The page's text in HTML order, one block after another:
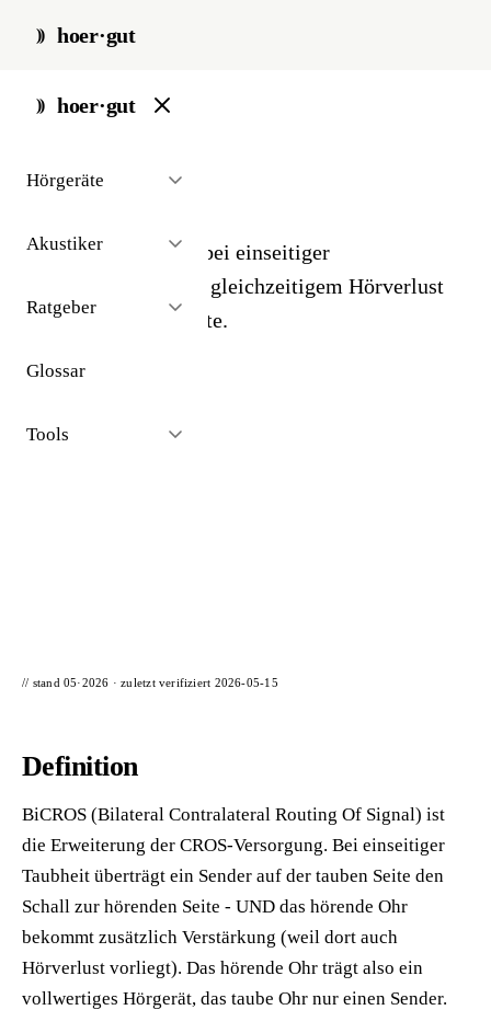
hoer·gut
hoer·gut
Hörgeräte
Akustiker
Ratgeber
Glossar
Tools
start / glossar / bicros
BiCROS
Spezial-Versorgung bei einseitiger
Schwerhörigkeit mit gleichzeitigem Hörverlust
auf der hörenden Seite.
// stand 05·2026 · zuletzt verifiziert 2026-05-15
Definition
BiCROS (Bilateral Contralateral Routing Of Signal) ist
die Erweiterung der CROS-Versorgung. Bei einseitiger
Taubheit überträgt ein Sender auf der tauben Seite den
Schall zur hörenden Seite - UND das hörende Ohr
bekommt zusätzlich Verstärkung (weil dort auch
Hörverlust vorliegt). Das hörende Ohr trägt also ein
vollwertiges Hörgerät, das taube Ohr nur einen Sender.